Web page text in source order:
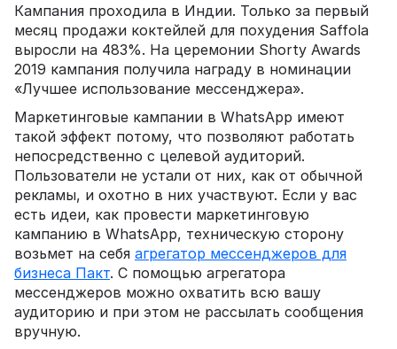
Кампания проходила в Индии. Только за первый
месяц продажи коктейлей для похудения Saffola
выросли на 483%. На церемонии Shorty Awards
2019 кампания получила награду в номинации
«Лучшее использование мессенджера».
Маркетинговые кампании в WhatsApp имеют
такой эффект потому, что позволяют работать
непосредственно с целевой аудиторий.
Пользователи не устали от них, как от обычной
рекламы, и охотно в них участвуют. Если у вас
есть идеи, как провести маркетинговую
кампанию в WhatsApp, техническую сторону
возьмет на себя агрегатор мессенджеров для
бизнеса Пакт. С помощью агрегатора
мессенджеров можно охватить всю вашу
аудиторию и при этом не рассылать сообщения
вручную.